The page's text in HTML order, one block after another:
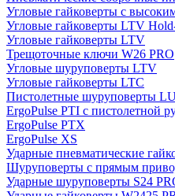
Угловые гайковерты с
Угловые гайковерты LTV
Угловые гайковерты LTV
Трещоточные ключи W26 PRO
Угловые шуруповерты LTV
Угловые гайковерты LTC
Пистолетные шуруповерты
ErgoPulse PTI с пистолетной
ErgoPulse PTX
ErgoPulse XS
Ударные пневматические
Шуруповерты с прямым
Ударные шуруповерты S24